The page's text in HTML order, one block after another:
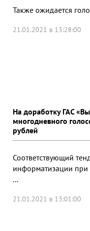
Также ожидается
21.01.2021 в 13:28:00
На доработку ГАС
многодневного
рублей
Соответствующий
информатизации
...
21.01.2021 в 13:01:00